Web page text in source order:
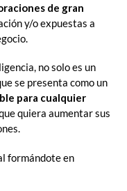
de gran
y/o expuestas a
no solo es un
se presenta como un
para cualquier
quiera aumentar sus
formándote en